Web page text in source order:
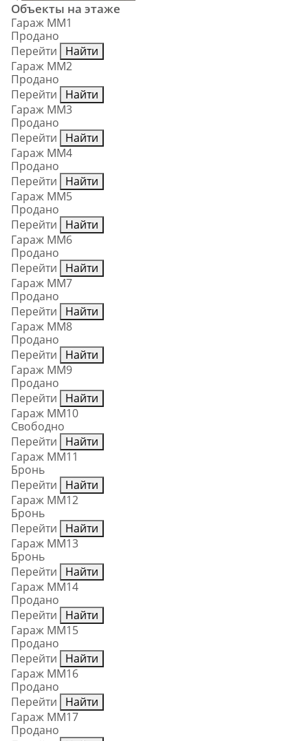
Объекты на этаже
Гараж ММ1
Продано
Перейти
Найти
Гараж ММ2
Продано
Перейти
Найти
Гараж ММ3
Продано
Перейти
Найти
Гараж ММ4
Продано
Перейти
Найти
Гараж ММ5
Продано
Перейти
Найти
Гараж ММ6
Продано
Перейти
Найти
Гараж ММ7
Продано
Перейти
Найти
Гараж ММ8
Продано
Перейти
Найти
Гараж ММ9
Продано
Перейти
Найти
Гараж ММ10
Свободно
Перейти
Найти
Гараж ММ11
Бронь
Перейти
Найти
Гараж ММ12
Бронь
Перейти
Найти
Гараж ММ13
Бронь
Перейти
Найти
Гараж ММ14
Продано
Перейти
Найти
Гараж ММ15
Продано
Перейти
Найти
Гараж ММ16
Продано
Перейти
Найти
Гараж ММ17
Продано